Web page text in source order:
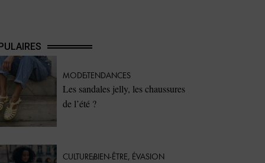
MODETENDANCES
Les sandales jelly, les chaussures
de l’été ?
CULTUREBIEN-ÊTRE, ÉVASION